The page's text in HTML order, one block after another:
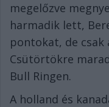
megelőzve
harmadik lett,
pontokat, de csak
Csütörtökre
Bull Ringen.
A holland és